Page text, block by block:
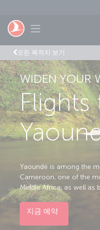
Toggle navigation
모든 목적지 보기
WIDEN YOUR
Flights
Yaoundé is among the
Cameroon, one of the
Middle Africa, as well as
지금 예약